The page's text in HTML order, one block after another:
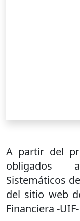
A partir del
obligados
Sistemáticos
del sitio web
Financiera -